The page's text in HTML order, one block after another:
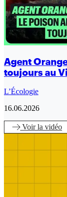
Agent
toujours au
L’Écologie
16.06.2026
Voirla vidéo